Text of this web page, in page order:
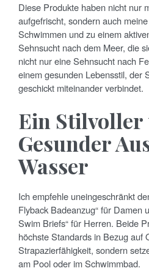
Diese Produkte haben nicht nur
aufgefrischt, sondern auch
Schwimmen und zu einem
Sehnsucht nach dem Meer, die
nicht nur eine Sehnsucht nach
einem gesunden Lebensstil, der
geschickt miteinander verbindet.
Ein Stilvoller
Gesunder
Wasser
Ich empfehle uneingeschränkt
Flyback Badeanzug“ für Damen
Swim Briefs“ für Herren. Beide
höchste Standards in Bezug auf
Strapazierfähigkeit, sondern
am Pool oder im Schwimmbad.